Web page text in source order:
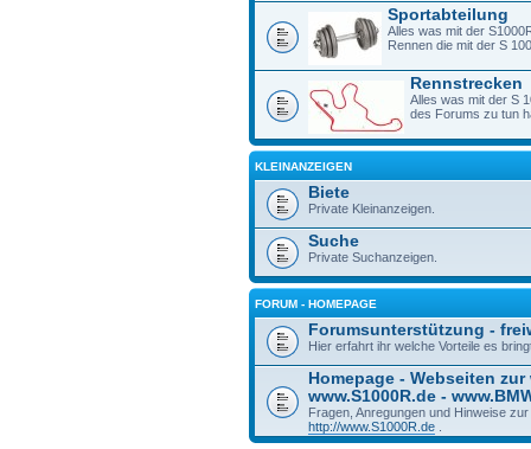
Sportabteilung
Alles was mit der
Rennen die mit der S
Rennstrecken
Alles was mit der S
des Forums zu tun
KLEINANZEIGEN
Biete
Private Kleinanzeigen.
Suche
Private Suchanzeigen.
FORUM - HOMEPAGE
Forumsunterstützung -
Hier erfahrt ihr welche Vorteile es
Homepage - Webseiten zur
www.S1000R.de -
Fragen, Anregungen und Hinweise
http://www.S1000R.de